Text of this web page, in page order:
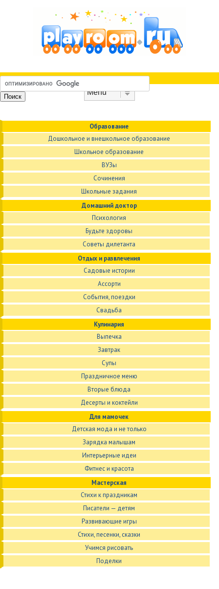
Образование
Дошкольное и внешкольное образование
Школьное образование
ВУЗы
Сочинения
Школьные задания
Домашний доктор
Психология
Будьте здоровы
Советы дилетанта
Отдых и развлечения
Садовые истории
Ассорти
События, поездки
Свадьба
Кулинария
Выпечка
Завтрак
Супы
Праздничное меню
Вторые блюда
Десерты и коктейли
Для мамочек
Детская мода и не только
Зарядка малышам
Интерьерные идеи
Фитнес и красота
Мастерская
Стихи к праздникам
Писатели — детям
Развивающие игры
Стихи, песенки, сказки
Учимся рисовать
Поделки